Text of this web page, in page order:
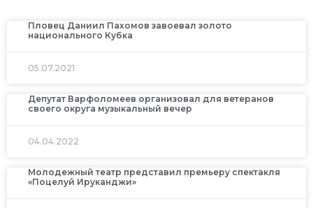
Пловец Даниил Пахомов завоевал золото
национального Кубка
05.07.2021
Депутат Варфоломеев организовал для ветеранов
своего округа музыкальный вечер
04.04.2022
Молодежный театр представил премьеру спектакля
«Поцелуй Ируканджи»